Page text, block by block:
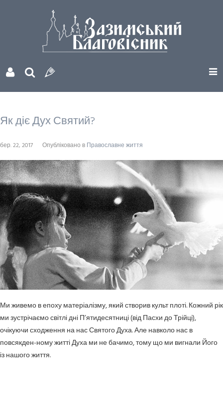
Як діє Дух Святий?
бер. 22, 2017 Опубліковано в Православне життя
Ми живемо в епоху матеріалізму, який створив культ плоті. Кожний рік
ми зустрічаємо світлі дні П’ятидесятниці (від Пасхи до Трійці),
очікуючи сходження на нас Святого Духа. Але навколо нас в
повсякден-ному житті Духа ми не бачимо, тому що ми вигнали Його
із нашого життя.